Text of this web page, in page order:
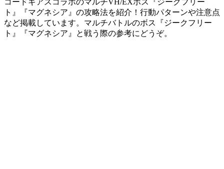
ト』『マグネシア』の攻略法を紹介！行動パターンや注意点
など掲載しています。マルチバトルのボス『ジークフリー
ト』『マグネシア』と戦う際の参考にどうぞ。